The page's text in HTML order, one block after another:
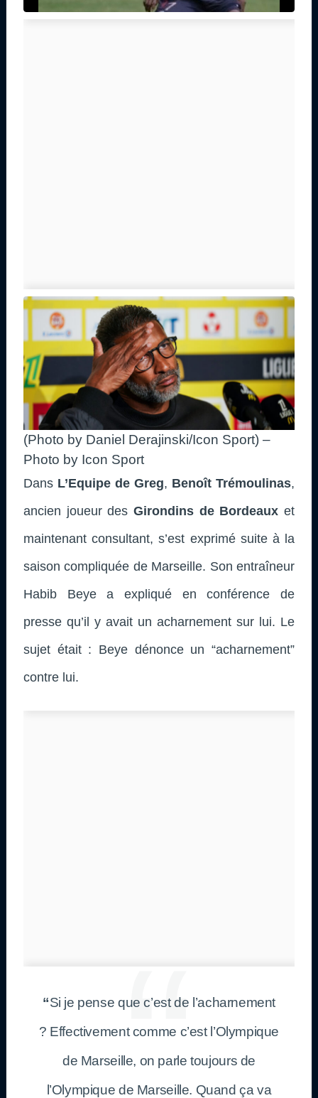
(Photo by Daniel Derajinski/Icon Sport) –
Photo by Icon Sport
Dans L’Equipe de Greg, Benoît Trémoulinas,
ancien joueur des Girondins de Bordeaux et
maintenant consultant,s’est exprimé suite à la
saison compliquée de Marseille. Son entraîneur
Habib Beye a expliqué en conférence de
presse qu’il y avait un acharnement sur lui. Le
sujet était : Beye dénonce un “acharnement”
contre lui.
“Si je pense que c’est de l’acharnement
? Effectivement comme c’est l’Olympique
de Marseille, on parle toujours de
l’Olympique de Marseille. Quand ça va